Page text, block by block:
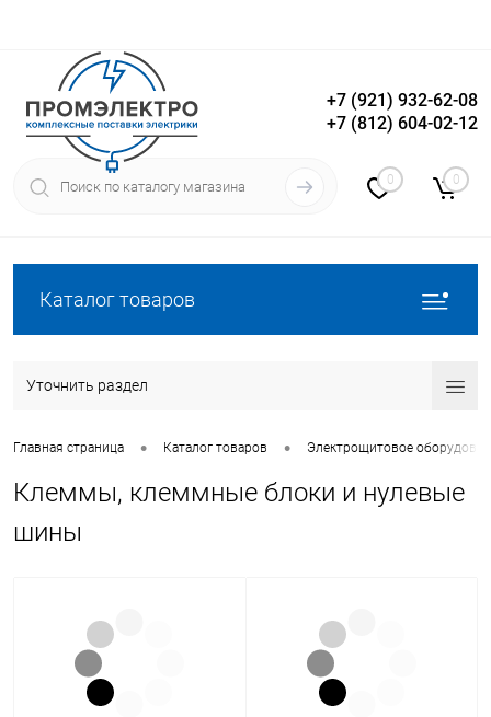
Вход Регистрация
+7 (921) 932-62-08
+7 (812) 604-02-12
0 0
Каталог товаров
Уточнить раздел
Главная страница • Каталог товаров • Электрощитовое
Клеммы, клеммные блоки и нулевые
шины